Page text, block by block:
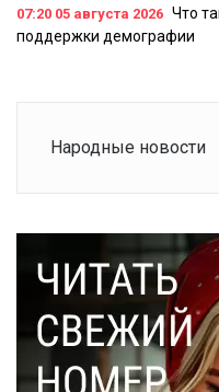
07:20 05 августа 2026 Что
поддержки демографии
Народные новости